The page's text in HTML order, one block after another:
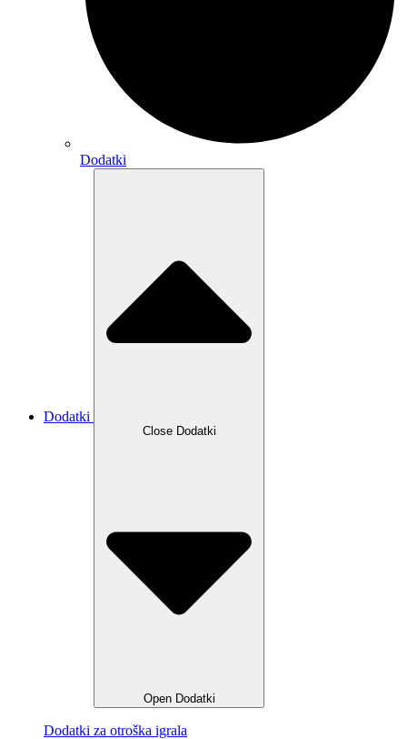
Dodatki
Dodatki
Close Dodatki
Open Dodatki
Dodatki za otroška igrala